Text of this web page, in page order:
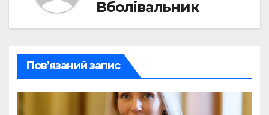
Вболівальник
Пов’язаний запис